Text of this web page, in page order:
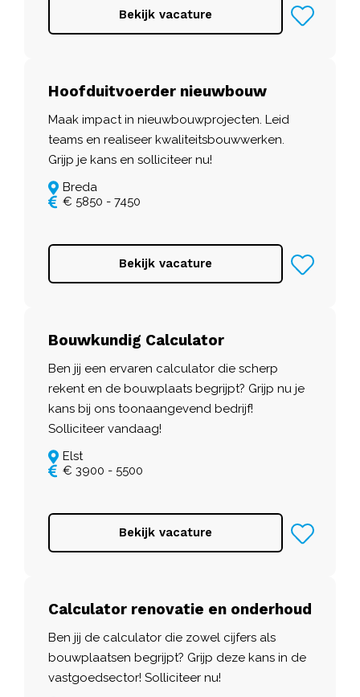
Bekijk vacature
Hoofduitvoerder nieuwbouw
Maak impact in nieuwbouwprojecten. Leid
teams en realiseer kwaliteitsbouwwerken.
Grijp je kans en solliciteer nu!
Breda
€ 5850 - 7450
Bekijk vacature
Bouwkundig Calculator
Ben jij een ervaren calculator die scherp
rekent en de bouwplaats begrijpt? Grijp nu je
kans bij ons toonaangevend bedrijf!
Solliciteer vandaag!
Elst
€ 3900 - 5500
Bekijk vacature
Calculator renovatie en onderhoud
Ben jij de calculator die zowel cijfers als
bouwplaatsen begrijpt? Grijp deze kans in de
vastgoedsector! Solliciteer nu!